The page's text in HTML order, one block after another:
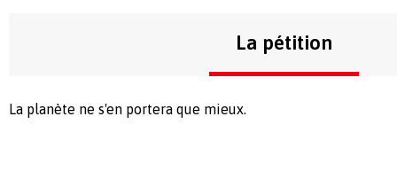
La pétition
La planète ne s'en portera que mieux.